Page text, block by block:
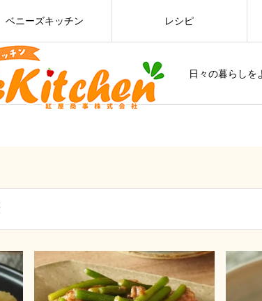
日々の暮らしを
ベニーズキッチン レシピ